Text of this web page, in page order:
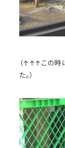
（↑↑↑この時
た。）